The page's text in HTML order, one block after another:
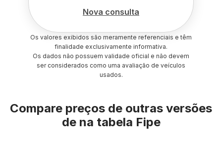
Nova consulta
Os valores exibidos são meramente referenciais e têm
finalidade exclusivamente informativa.
Os dados não possuem validade oficial e não devem
ser considerados como uma avaliação de veículos
usados.
Compare preços de outras versões
de na tabela Fipe